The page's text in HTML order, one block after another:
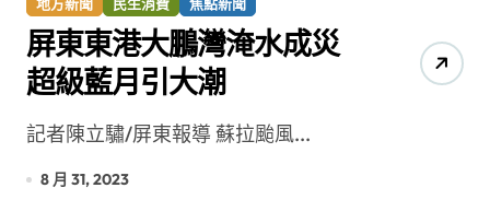
地方新聞 民生消費 焦點新聞
屏東東港大鵬灣淹水成災
超級藍月引大潮
記者陳立驌/屏東報導 蘇拉颱風...
8 月 31, 2023